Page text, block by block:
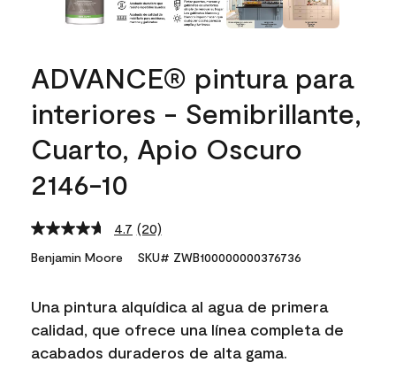
ADVANCE® pintura para
interiores - Semibrillante,
Cuarto, Apio Oscuro
2146-10
4.7 Read
20
Reviews.
link.
(20)
Benjamin Moore SKU# ZWB100000000376736
Una pintura alquídica al agua de primera
calidad, que ofrece una línea completa de
acabados duraderos de alta gama.